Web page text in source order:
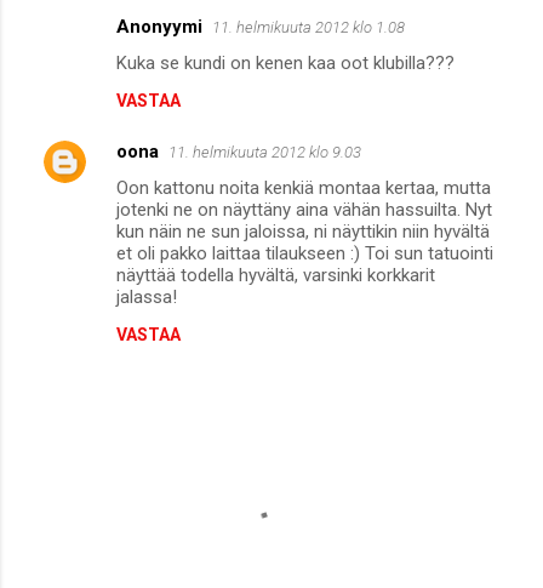
Anonyymi 11. helmikuuta 2012 klo 1.08
Kuka se kundi on kenen kaa oot klubilla???
VASTAA
oona 11. helmikuuta 2012 klo 9.03
Oon kattonu noita kenkiä montaa kertaa, mutta
jotenki ne on näyttäny aina vähän hassuilta. Nyt
kun näin ne sun jaloissa, ni näyttikin niin hyvältä
et oli pakko laittaa tilaukseen :) Toi sun tatuointi
näyttää todella hyvältä, varsinki korkkarit
jalassa!
VASTAA